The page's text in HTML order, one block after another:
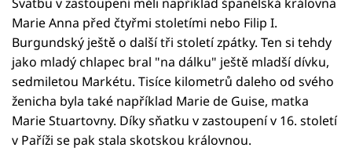
Marie Anna před čtyřmi stoletími nebo Filip I.
Burgundský ještě o další tři století zpátky. Ten si tehdy
jako mladý chlapec bral "na dálku" ještě mladší dívku,
sedmiletou Markétu. Tisíce kilometrů daleho od svého
ženicha byla také například Marie de Guise, matka
Marie Stuartovny. Díky sňatku v zastoupení v 16. století
v Paříži se pak stala skotskou královnou.